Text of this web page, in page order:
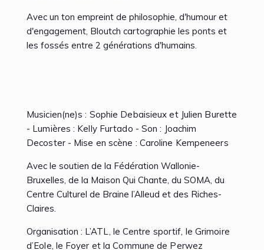
Avec un ton empreint de philosophie, d'humour et
d'engagement, Bloutch cartographie les ponts et
les fossés entre 2 générations d'humains.
Musicien(ne)s : Sophie Debaisieux et Julien Burette
- Lumières : Kelly Furtado - Son : Joachim
Decoster - Mise en scène : Caroline Kempeneers
Avec le soutien de la Fédération Wallonie-
Bruxelles, de la Maison Qui Chante, du SOMA, du
Centre Culturel de Braine l’Alleud et des Riches-
Claires.
Organisation : L’ATL, le Centre sportif, le Grimoire
d’Eole, le Foyer et la Commune de Perwez